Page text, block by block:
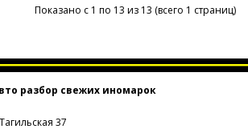
Показано с 1 по 13 из 13 (всего 1 страниц)
разбор свежих иномарок
37